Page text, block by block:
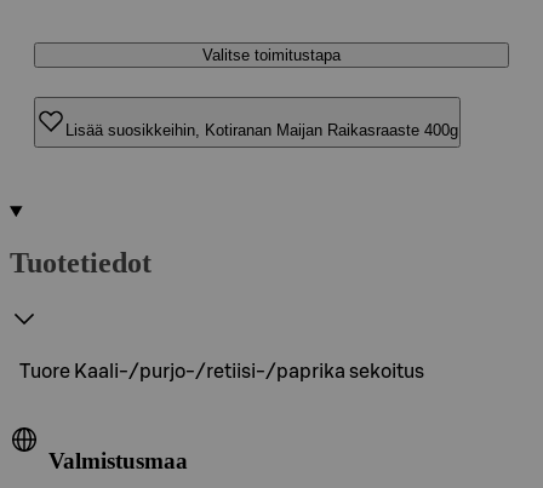
Valitse toimitustapa
Lisää suosikkeihin, Kotiranan Maijan Raikasraaste 400g
Tuotetiedot
Tuore Kaali-/purjo-/retiisi-/paprika sekoitus
Valmistusmaa